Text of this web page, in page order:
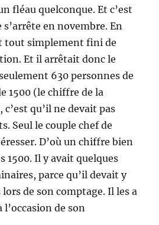
fléau quelconque. Et c’est
en novembre. En
tout simplement fini de
Et il arrêtait donc le
630 personnes de
1500 (le chiffre de la
qu’il ne devait pas
Seul le couple chef de
D’où un chiffre bien
1500. Il y avait quelques
parce qu’il devait y
de son comptage. Il les a
de son